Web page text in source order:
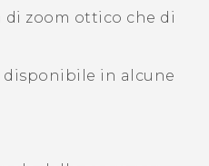
di zoom ottico che di
in alcune